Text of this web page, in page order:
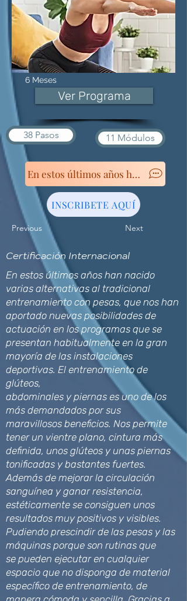
6 Meses
Ver Programa
38 Pasos 11 Módulos
INSCRIBETE AQUÍ
Previous Next
Certificación Internacional
En estos últimos años han nacido
varias alternativas al tradicional
entrenamiento con pesas, que nos han
aportado nuevas posibilidades de
actuación en los programas que se
presentan habitualmente en la gran
mayoría de las instalaciones
deportivas. El entrenamiento de
glúteos,
abdominales y piernas es uno de los
más demandados por sus
maravillosos beneficios. Nos permite
tener un vientre plano, cintura más
definida, unos glúteos y unas piernas
tonificadas y bastantes fuertes.
Además de mejorar la circulación
sanguínea y ganar resistencia,
estéticamente se consiguen unos
resultados muy positivos y visibles.
Pudiendo prescindir de las pesas y las
máquinas porque son rutinas que
se pueden ejecutar en cualquier
espacio que no disponga de material
específico de entrenamiento, de